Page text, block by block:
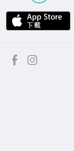
facebook